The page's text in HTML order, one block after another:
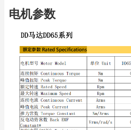
电机参数